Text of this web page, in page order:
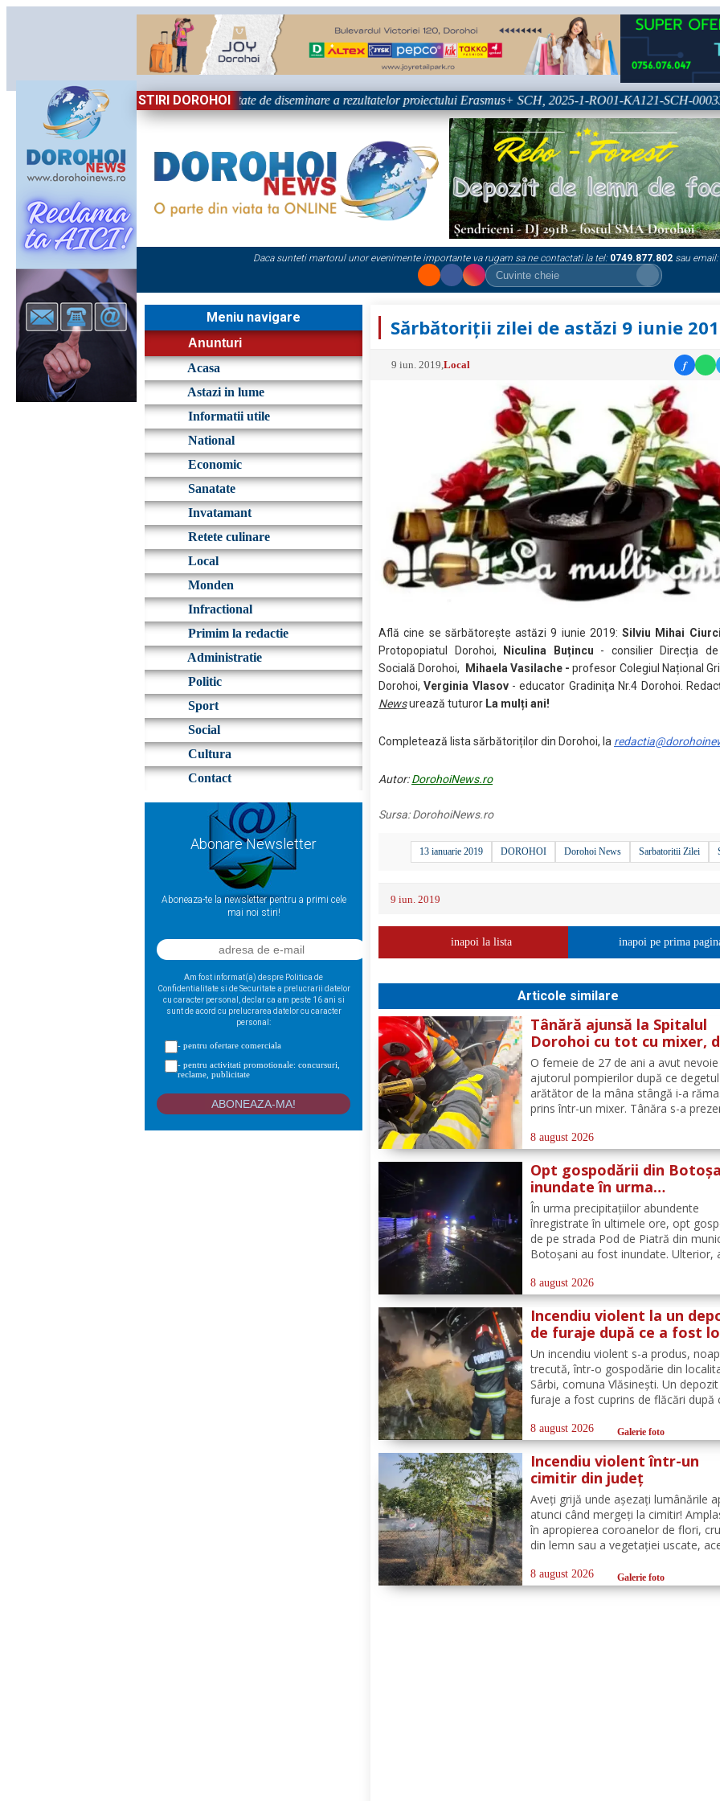
STIRI DOROHOI
„Grigore Ghica” Dorohoi - Activitate de diseminare a rezultatelor proiectului Erasmus+ SCH, 2025-1-RO01-KA121-SCH-000333361
Daca sunteti martorul unor evenimente importante va rugam sa ne contactati la tel: 0749.877.802 sau email:
Meniu navigare
Anunturi
Acasa
Astazi in lume
Informatii utile
National
Economic
Sanatate
Invatamant
Retete culinare
Local
Monden
Infractional
Primim la redactie
Administratie
Politic
Sport
Social
Cultura
Contact
Abonare Newsletter
Aboneaza-te la newsletter pentru a primi cele
mai noi stiri!
Am fost informat(a) despre Politica de
Confidentialitate si de Securitate a prelucrarii datelor
cu caracter personal, declar ca am peste 16 ani si
sunt de acord cu prelucrarea datelor cu caracter
personal:
- pentru ofertare comerciala
- pentru activitati promotionale: concursuri,
reclame, publicitate
Sărbătoriții zilei de astăzi 9 iunie
9 iun. 2019 ,Local f
Află cine se sărbătoreşte astăzi 9 iunie 2019:Silviu Mihai
Protopopiatul Dorohoi,
Niculina Buțincu - consilier Direcția
Socială Dorohoi,
Mihaela Vasilache -profesor Colegiul Național
Dorohoi,Verginia Vlasov- educator Gradiniţa Nr.4 Dorohoi.
Newsurează tuturor La mulți ani!
Completează lista sărbătoriților din Dorohoi, la
Autor:DorohoiNews.ro
Sursa:DorohoiNews.ro
13 ianuarie 2019 DOROHOI Dorohoi News Sarbatoritii Zilei
9 iun. 2019
inapoi la lista inapoi pe prima
Articole similare
Tânără ajunsă la Spitalul
Dorohoi cu tot cu mixer,
ce și-a prins degetul în
O femeie de 27 de ani a avut
ajutorul pompierilor după ce degetul
arătător de la mâna stângă i-a
prins într-un mixer. Tânăra s-a
aparatul electrocasnic, iar medicii au
solicitat intervenția salvatorilor.
din cadrul...
8 august 2026
Opt gospodării din
inundate în urma
precipitațiilor abundente
ultimele ore
În urma precipitațiilor abundente
înregistrate în ultimele ore, opt
de pe strada Pod de Piatră din
Botoșani au fost inundate. Ulterior,
pe carosabil. Pentru evacuarea apei,
pompierii militari din cadrul
Detașamentului Botoșani au...
8 august 2026
Incendiu violent la un
de furaje după ce a fost
de trăsnet
Un incendiu violent s-a produs,
trecută, într-o gospodărie din
Sârbi, comuna Vlăsinești. Un
furaje a fost cuprins de flăcări după
puțin după ora 22:00. La caz s-au
deplasat, în cel mai scurt timp,
din cadrul...
8 august 2026 Galerie foto
Incendiu violent într-un
cimitir din județ
Aveți grijă unde așezați lumânările
atunci când mergeți la cimitir!
în apropierea coroanelor de flori,
din lemn sau a vegetației uscate,
Un astfel de eveniment s-a produs
cimitirul din localitatea Ichimeni,
8 august 2026 Galerie foto